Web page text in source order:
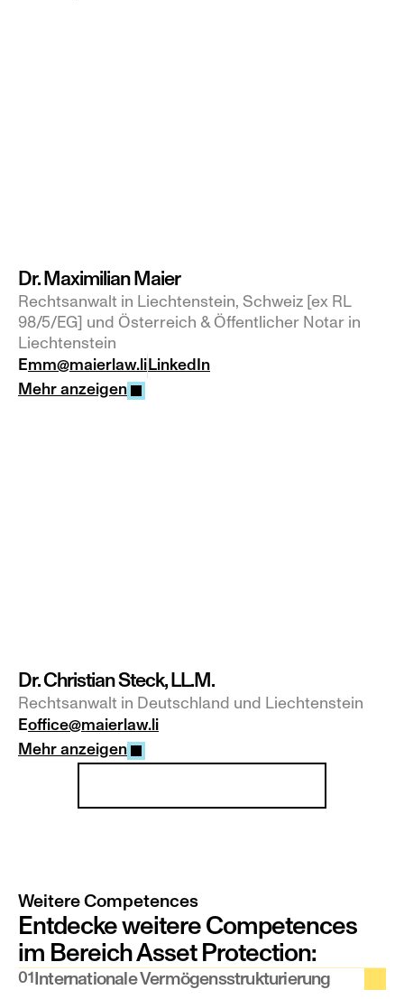
Dr. Maximilian Maier
Rechtsanwalt in Liechtenstein, Schweiz [ex RL
98/5/EG] und Österreich & Öffentlicher Notar in
Liechtenstein
Emm@maierlaw.li LinkedIn
Mehr anzeigen
Dr. Christian Steck, LL.M.
Rechtsanwalt in Deutschland und Liechtenstein
Eoffice@maierlaw.li
Mehr anzeigen
Weitere Competences
Entdecke weitere Competences
im Bereich Asset Protection:
01 Internationale Vermögensstrukturierung